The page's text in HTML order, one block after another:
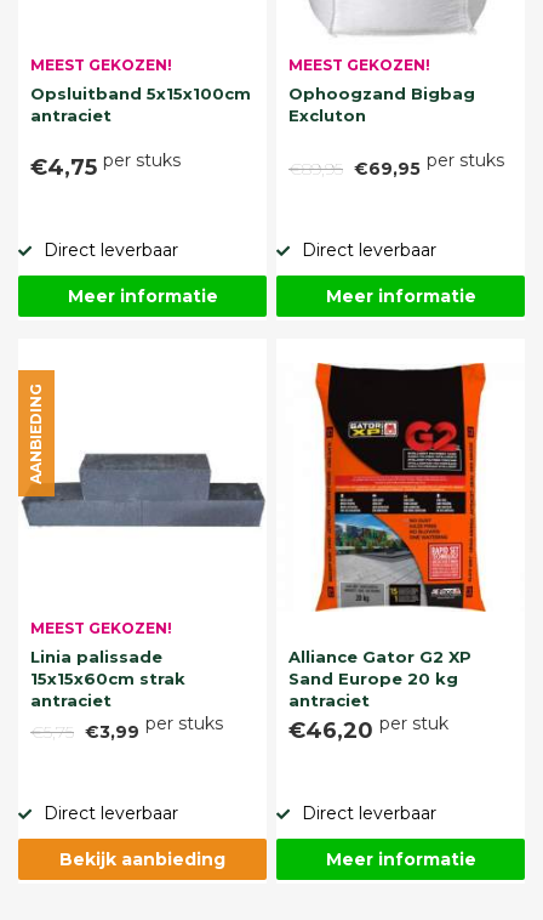
MEEST GEKOZEN!
Opsluitband 5x15x100cm
antraciet
€4,75 per stuks
Direct leverbaar
Meer informatie
MEEST GEKOZEN!
Ophoogzand Bigbag
Excluton
€89,95 €69,95 per stuks
Direct leverbaar
Meer informatie
MEEST GEKOZEN!
Linia palissade
15x15x60cm strak
antraciet
€5,75 €3,99 per stuks
AANBIEDING
Direct leverbaar
Bekijk aanbieding
Alliance Gator G2 XP
Sand Europe 20 kg
antraciet
€46,20 per stuk
Direct leverbaar
Meer informatie